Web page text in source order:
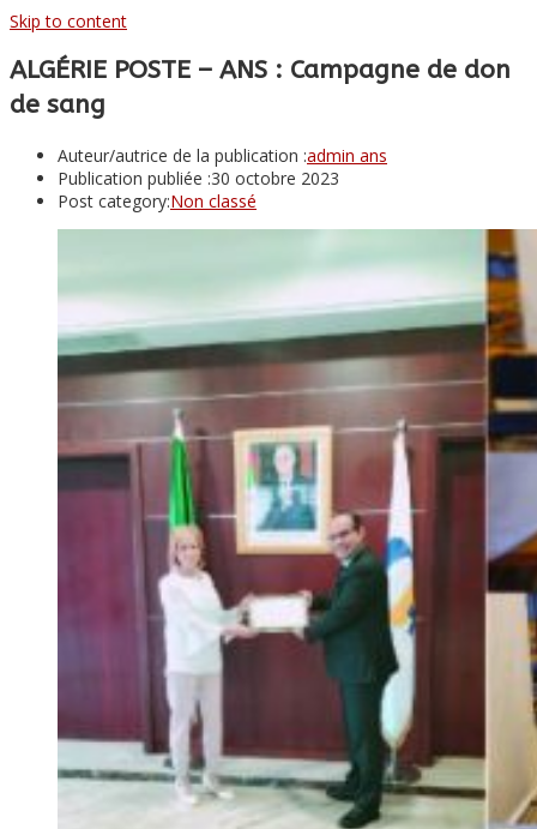
Skip to content
ALGÉRIE POSTE – ANS : Campagne de don
de sang
Auteur/autrice de la publication :admin ans
Publication publiée :30 octobre 2023
Post category:Non classé